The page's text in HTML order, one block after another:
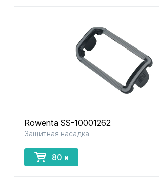
Rowenta SS-10001262
Защитная насадка
80 ₴